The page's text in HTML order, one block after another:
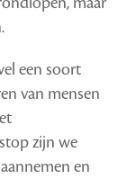
een soort
van mensen
zijn we
en